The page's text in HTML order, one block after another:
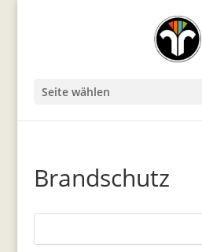
Seite wählen
Brandschutz